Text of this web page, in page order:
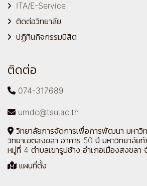
ITA/E-Service
ติดต่อวิทยาลัย
ปฏิทินกิจกรรมนิสิต
ติดต่อ
074-317689
umdc@tsu.ac.th
วิทยาลัยการจัดการเพื่อการพัฒนา มหา
วิทยาเขตสงขลา อาคาร 50 ปี มหาวิทยาลั
หมู่ที่ 4 ตำบลเขารูปช้าง อำเภอเมืองสงขลา
แผนที่ตั้ง